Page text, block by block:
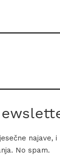
najave, i
No spam.